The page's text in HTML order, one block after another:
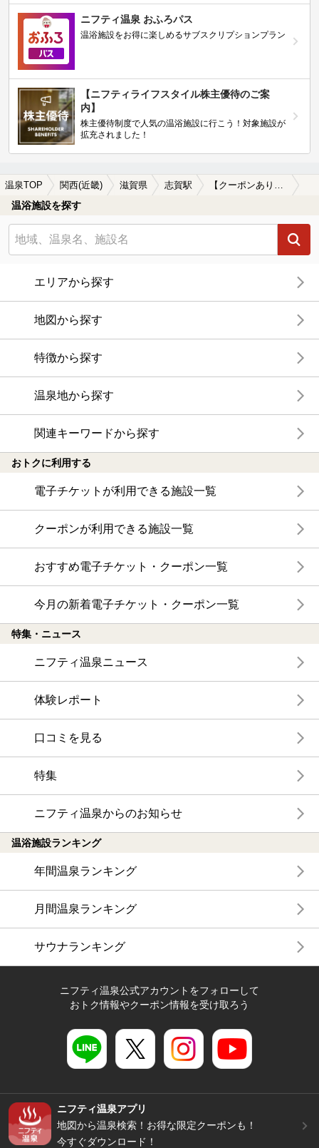
ニフティ温泉 おふろパス
温浴施設をお得に楽しめるサブスクリプションプラン
【ニフティライフスタイル株主優待のご案
内】
株主優待制度で人気の温浴施設に行こう！対象施設が
拡充されました！
温泉TOP 関西(近畿) 滋賀県 志賀駅 【クーポンあり】志賀駅近くの温泉宿・温泉旅館・ホテルおすすめ(2026年版)
温浴施設を探す
エリアから探す
地図から探す
特徴から探す
温泉地から探す
関連キーワードから探す
おトクに利用する
電子チケットが利用できる施設一覧
クーポンが利用できる施設一覧
おすすめ電子チケット・クーポン一覧
今月の新着電子チケット・クーポン一覧
特集・ニュース
ニフティ温泉ニュース
体験レポート
口コミを見る
特集
ニフティ温泉からのお知らせ
温浴施設ランキング
年間温泉ランキング
月間温泉ランキング
サウナランキング
ニフティ温泉公式アカウントをフォローして
おトク情報やクーポン情報を受け取ろう
ニフティ温泉アプリ
地図から温泉検索！お得な限定クーポンも！
今すぐダウンロード！